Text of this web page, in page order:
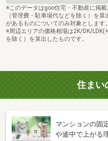
※このデータはgoo住宅・不動産に掲
（管理費・駐車場代などを除く）を
があるものについてのみ対象とします。
※周辺エリアの価格相場は2K/DK/
を除く）を算出したものです。
住まい
マンションの固
や途中で上がる